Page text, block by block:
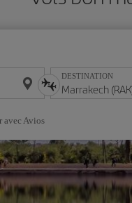
DESTINATION
avec Avios